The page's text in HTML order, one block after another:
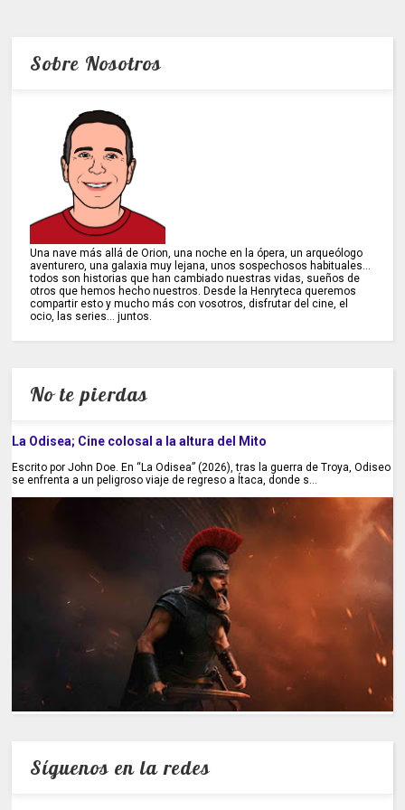
Sobre Nosotros
Una nave más allá de Orion, una noche en la ópera, un arqueólogo
aventurero, una galaxia muy lejana, unos sospechosos habituales...
todos son historias que han cambiado nuestras vidas, sueños de
otros que hemos hecho nuestros. Desde la Henryteca queremos
compartir esto y mucho más con vosotros, disfrutar del cine, el
ocio, las series... juntos.
No te pierdas
La Odisea; Cine colosal a la altura del Mito
Escrito por John Doe. En “La Odisea” (2026), tras la guerra de Troya, Odiseo
se enfrenta a un peligroso viaje de regreso a Ítaca, donde s...
Síguenos en la redes